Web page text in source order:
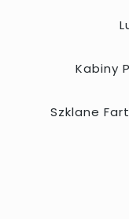
Kabiny
Szklane